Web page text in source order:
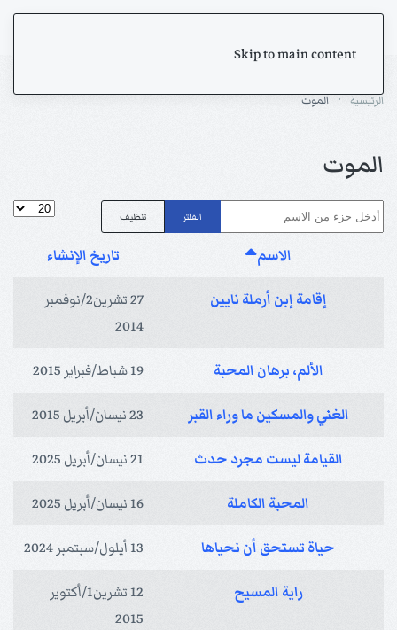
Skip to main content
الرئيسية الموت
الموت
أدخل جزء من الاسم الفلتر تنظيف
عدد
الاسم
تاريخ الإنشاء
إقامة إبن أرملة نايين
27 تشرين2/نوفمبر
2014
الألم، برهان المحبة 19 شباط/فبراير 2015
الغني والمسكين ما وراء القبر 23 نيسان/أبريل 2015
القيامة ليست مجرد حدث 21 نيسان/أبريل 2025
المحبة الكاملة 16 نيسان/أبريل 2025
حياة تستحق أن نحياها 13 أيلول/سبتمبر 2024
راية المسيح
12 تشرين1/أكتوير
2015